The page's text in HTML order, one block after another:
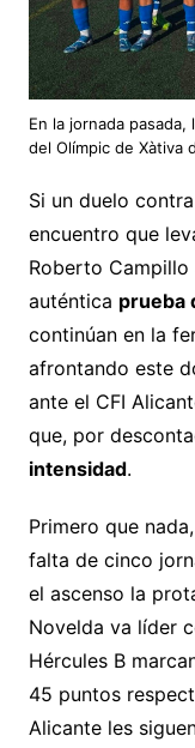
En la jornada
del Olímpic de Xàtiva
Si un duelo
encuentro que
Roberto Campillo
auténtica prueba
continúan en la
afrontando este
ante el CFI
que, por
intensidad.
Primero que
falta de cinco
el ascenso la
Novelda va líder
Hércules B
45 puntos
Alicante les